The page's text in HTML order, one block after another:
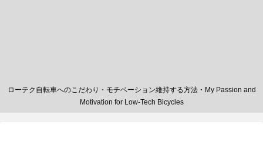
ローテク自転車へのこだわり・モチベーション維持する方法・My Passion and
Motivation for Low-Tech Bicycles